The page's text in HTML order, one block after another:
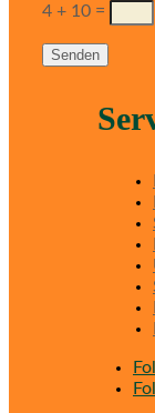
4 + 10 =
Senden